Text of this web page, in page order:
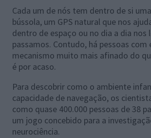
Cada um de nós tem dentro de si
bússola, um GPS natural que nos
dentro de espaço ou no dia a dia nos
passamos. Contudo, há pessoas com
mecanismo muito mais afinado do
é por acaso.
Para descobrir como o ambiente
capacidade de navegação, os
como quase 400.000 pessoas de 38
um jogo concebido para a
neurociência.